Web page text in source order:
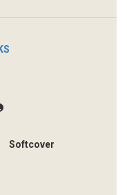
Softcover